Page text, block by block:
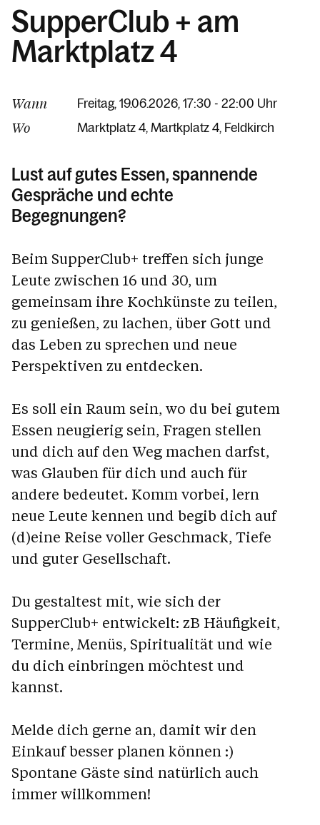
SupperClub + am
Marktplatz 4
Wann Freitag, 19.06.2026, 17:30 - 22:00 Uhr
Wo Marktplatz 4 Martkplatz 4 Feldkirch
Lust auf gutes Essen, spannende
Gespräche und echte
Begegnungen?
Beim SupperClub+ treffen sich junge
Leute zwischen 16 und 30, um
gemeinsam ihre Kochkünste zu teilen,
zu genießen, zu lachen, über Gott und
das Leben zu sprechen und neue
Perspektiven zu entdecken.
Es soll ein Raum sein, wo du bei gutem
Essen neugierig sein, Fragen stellen
und dich auf den Weg machen darfst,
was Glauben für dich und auch für
andere bedeutet. Komm vorbei, lern
neue Leute kennen und begib dich auf
(d)eine Reise voller Geschmack, Tiefe
und guter Gesellschaft.
Du gestaltest mit, wie sich der
SupperClub+ entwickelt: zB Häufigkeit,
Termine, Menüs, Spiritualität und wie
du dich einbringen möchtest und
kannst.
Melde dich gerne an, damit wir den
Einkauf besser planen können :)
Spontane Gäste sind natürlich auch
immer willkommen!